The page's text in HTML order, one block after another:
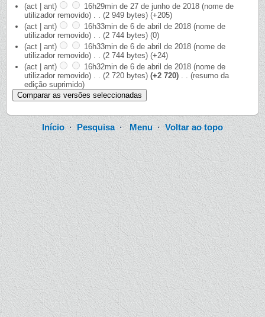
(act | ant)
16h29min de 27 de junho de 2018 (nome de
utilizador removido)
(2 949 bytes) (+205)
(act | ant)
16h33min de 6 de abril de 2018 (nome de
utilizador removido)
(2 744 bytes) (0)
(act | ant)
16h33min de 6 de abril de 2018 (nome de
utilizador removido)
(2 744 bytes) (+24)
(act | ant)
16h32min de 6 de abril de 2018 (nome de
utilizador removido)
(2 720 bytes) (+2 720)
(resumo da
edição suprimido)
Início · Pesquisa·Menu ·Voltar ao topo